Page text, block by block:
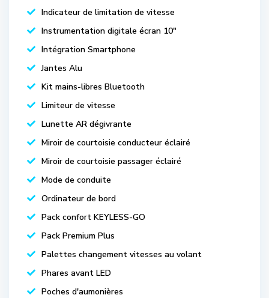
Indicateur de limitation de vitesse
Instrumentation digitale écran 10"
Intégration Smartphone
Jantes Alu
Kit mains-libres Bluetooth
Limiteur de vitesse
Lunette AR dégivrante
Miroir de courtoisie conducteur éclairé
Miroir de courtoisie passager éclairé
Mode de conduite
Ordinateur de bord
Pack confort KEYLESS-GO
Pack Premium Plus
Palettes changement vitesses au volant
Phares avant LED
Poches d'aumonières